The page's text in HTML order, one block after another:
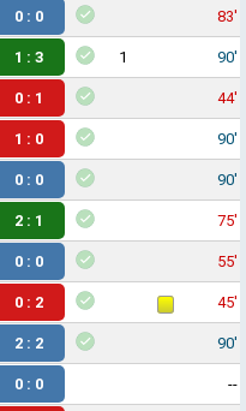
0 : 0 83'
1 : 3 1 90'
0 : 1 44'
1 : 0 90'
0 : 0 90'
2 : 1 75'
0 : 0 55'
0 : 2 45'
2 : 2 90'
0 : 0 --